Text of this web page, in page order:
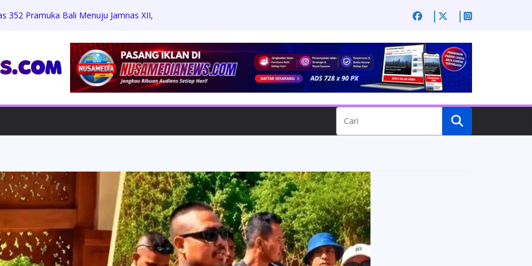
352 Pramuka Bali Menuju Jamnas XII,
Beasiswa Penuh
Berkah, Bagikan Sembako dan
Warga
Harus Hadapi Proses Hukum,
Konfirmasi, Proyek Revitalisasi
Diminta Turun Tangan